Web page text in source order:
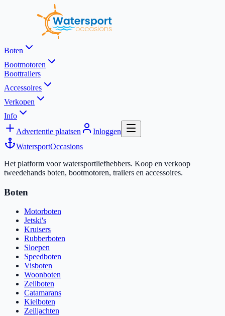
Boten
Bootmotoren
Boottrailers
Accessoires
Verkopen
Info
Advertentie plaatsen
Inloggen
WatersportOccasions
Het platform voor watersportliefhebbers. Koop en verkoop
tweedehands boten, bootmotoren, trailers en accessoires.
Boten
Motorboten
Jetski's
Kruisers
Rubberboten
Sloepen
Speedboten
Visboten
Woonboten
Zeilboten
Catamarans
Kielboten
Zeiljachten